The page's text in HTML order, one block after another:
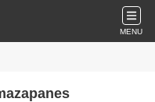
MENU